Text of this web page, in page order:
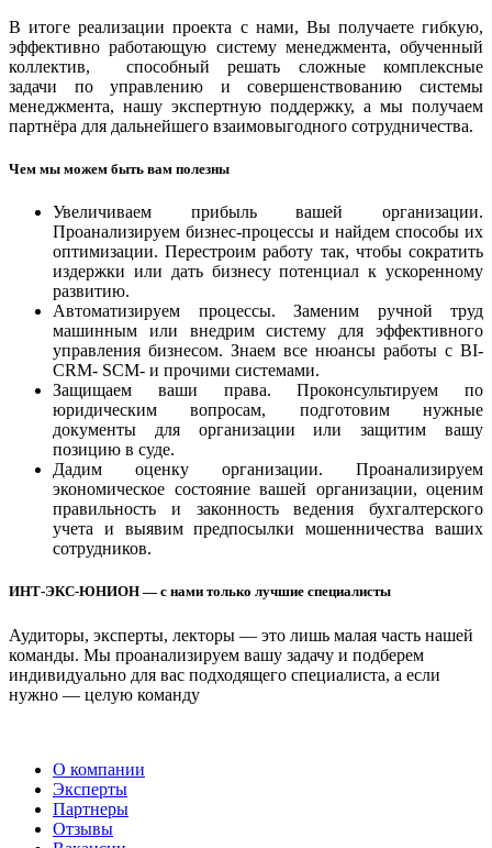
В итоге реализации проекта с нами, Вы получаете гибкую,
эффективно работающую систему менеджмента, обученный
коллектив, способный решать сложные комплексные
задачи по управлению и совершенствованию системы
менеджмента, нашу экспертную поддержку, а мы получаем
партнёра для дальнейшего взаимовыгодного сотрудничества.
Чем мы можем быть вам полезны
Увеличиваем прибыль вашей организации.
Проанализируем бизнес-процессы и найдем способы их
оптимизации. Перестроим работу так, чтобы сократить
издержки или дать бизнесу потенциал к ускоренному
развитию.
Автоматизируем процессы. Заменим ручной труд
машинным или внедрим систему для эффективного
управления бизнесом. Знаем все нюансы работы с BI-
CRM- SCM- и прочими системами.
Защищаем ваши права. Проконсультируем по
юридическим вопросам, подготовим нужные
документы для организации или защитим вашу
позицию в суде.
Дадим оценку организации. Проанализируем
экономическое состояние вашей организации, оценим
правильность и законность ведения бухгалтерского
учета и выявим предпосылки мошенничества ваших
сотрудников.
ИНТ-ЭКС-ЮНИОН — с нами только лучшие специалисты
Аудиторы, эксперты, лекторы — это лишь малая часть нашей
команды. Мы проанализируем вашу задачу и подберем
индивидуально для вас подходящего специалиста, а если
нужно — целую команду
О компании
Эксперты
Партнеры
Отзывы